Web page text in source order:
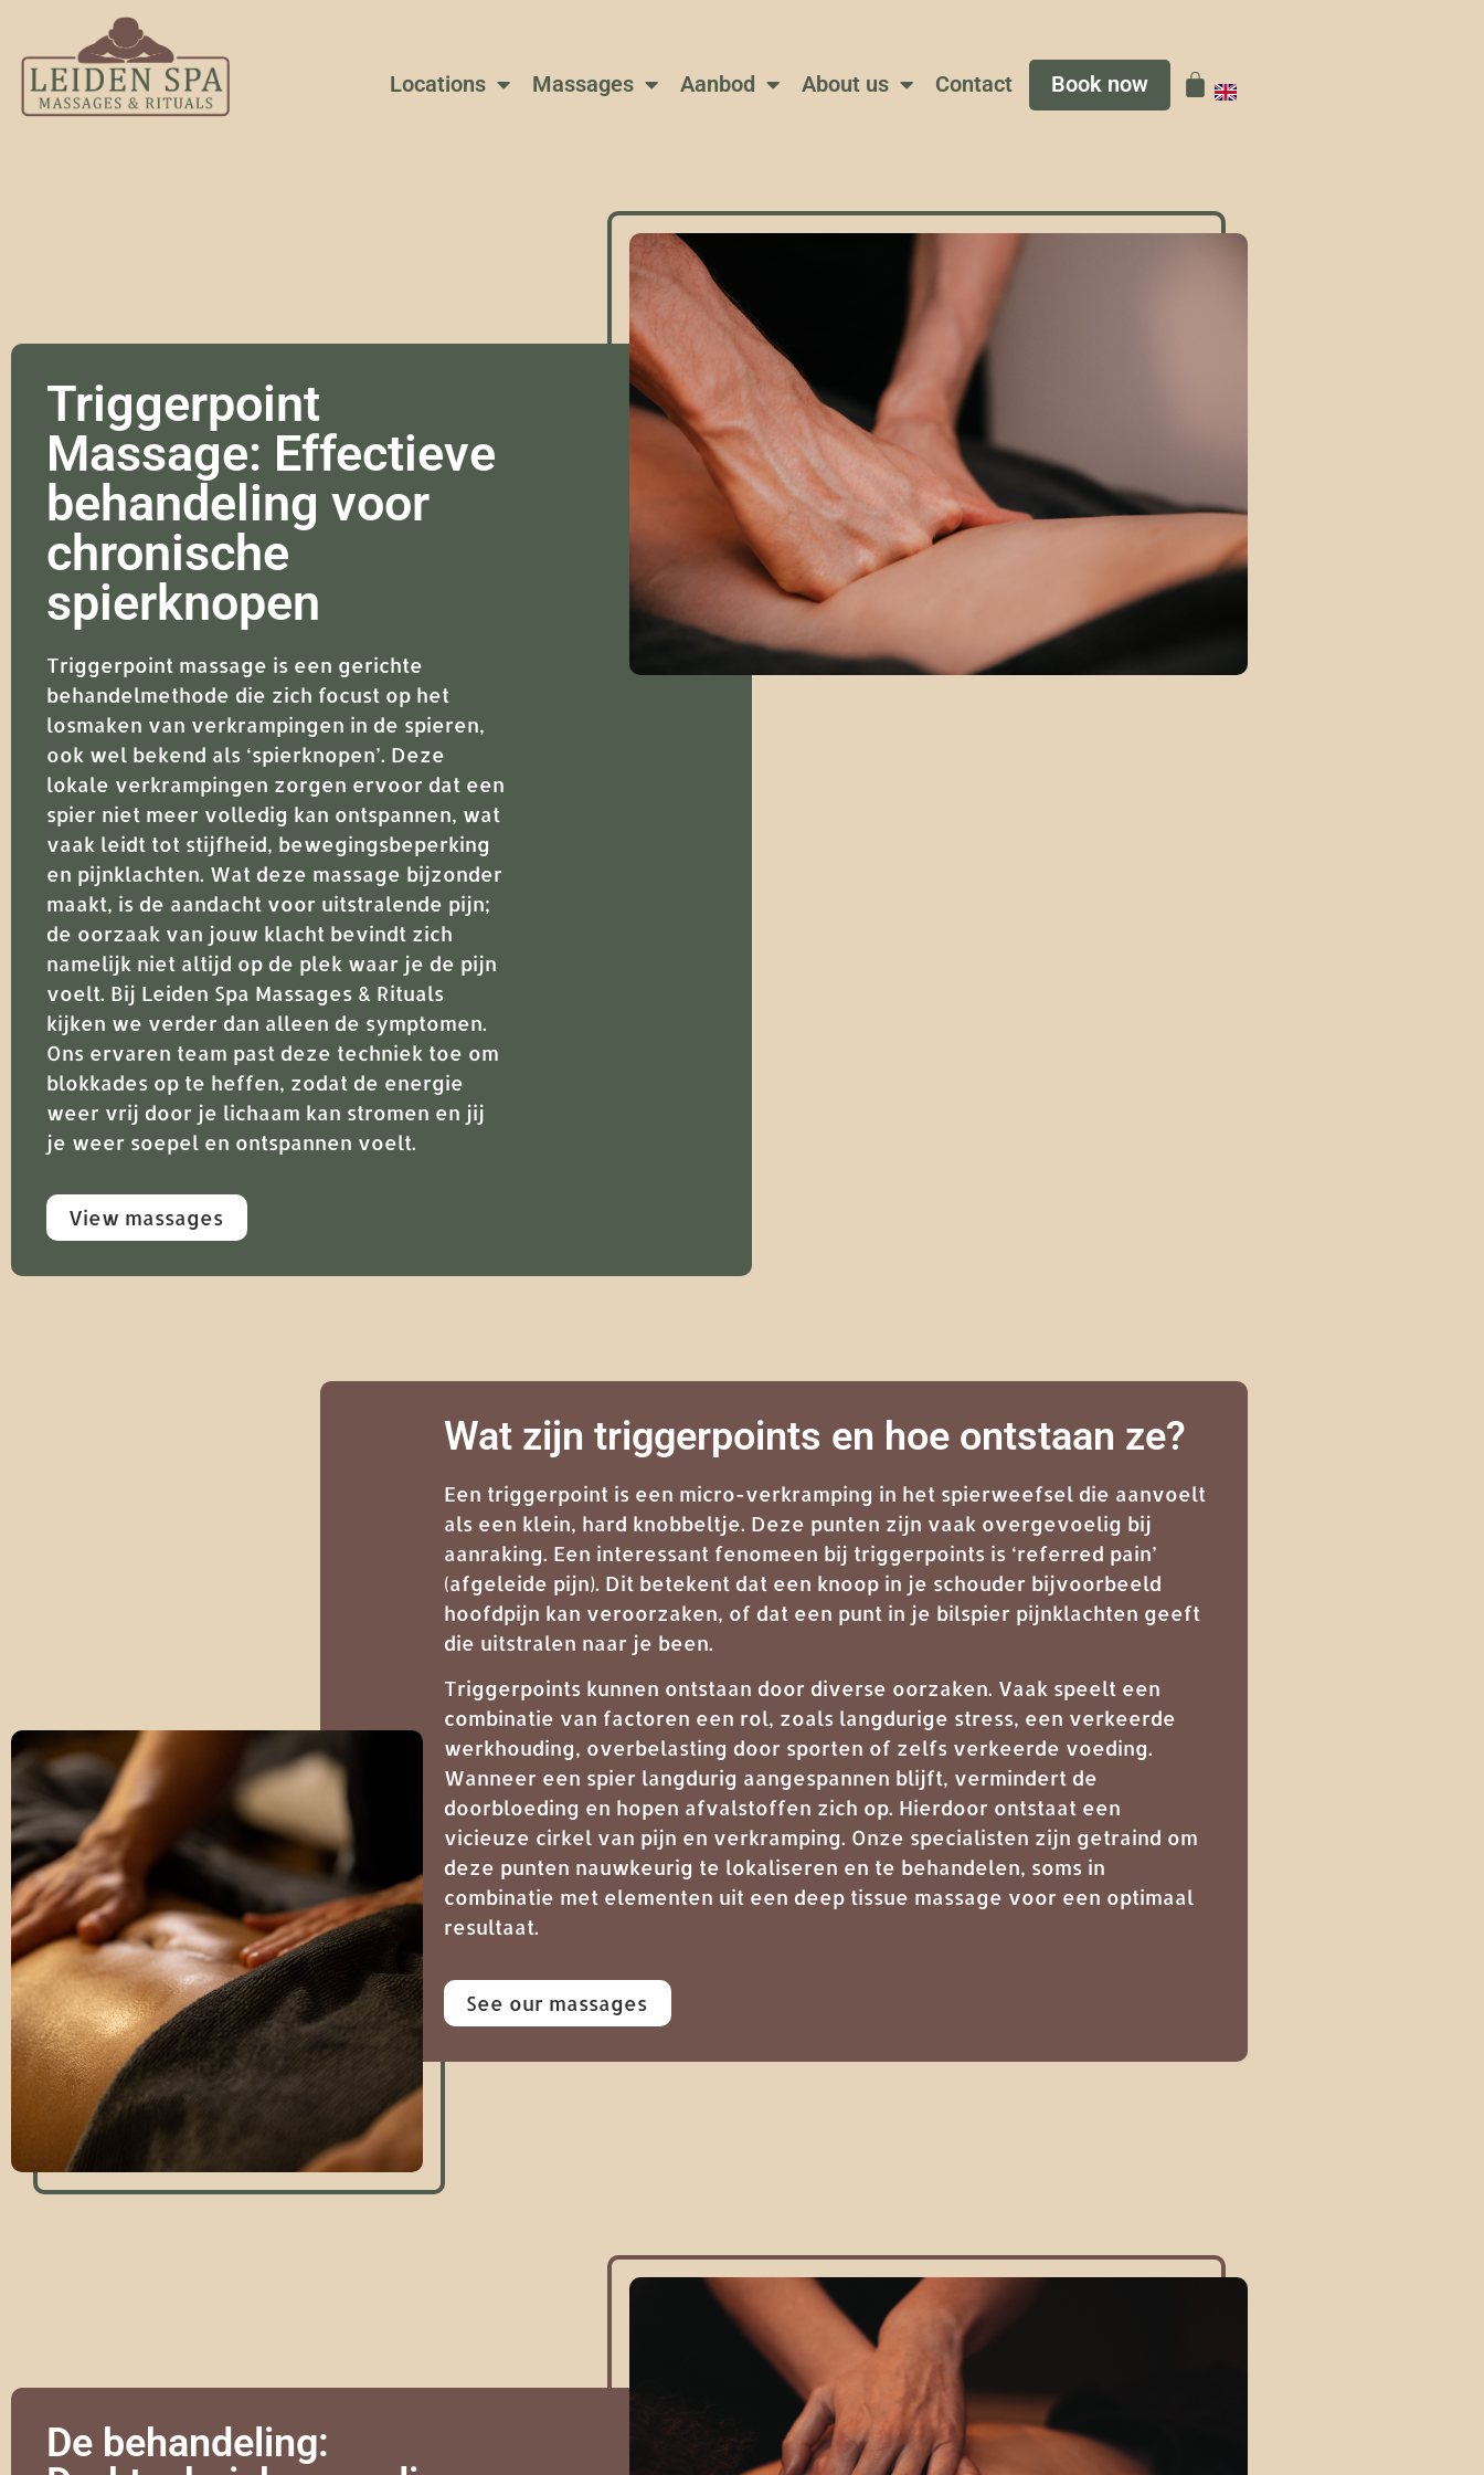
Locations Massages Aanbod About us Contact Book now
Triggerpoint
Massage: Effectieve
behandeling voor
chronische
spierknopen
Triggerpoint massage is een gerichte
behandelmethode die zich focust op het
losmaken van verkrampingen in de spieren,
ook wel bekend als ‘spierknopen’. Deze
lokale verkrampingen zorgen ervoor dat een
spier niet meer volledig kan ontspannen, wat
vaak leidt tot stijfheid, bewegingsbeperking
en pijnklachten. Wat deze massage bijzonder
maakt, is de aandacht voor uitstralende pijn;
de oorzaak van jouw klacht bevindt zich
namelijk niet altijd op de plek waar je de pijn
voelt. Bij Leiden Spa Massages & Rituals
kijken we verder dan alleen de symptomen.
Ons ervaren team past deze techniek toe om
blokkades op te heffen, zodat de energie
weer vrij door je lichaam kan stromen en jij
je weer soepel en ontspannen voelt.
View massages
Wat zijn triggerpoints en hoe ontstaan ze?
Een triggerpoint is een micro-verkramping in het spierweefsel die aanvoelt
als een klein, hard knobbeltje. Deze punten zijn vaak overgevoelig bij
aanraking. Een interessant fenomeen bij triggerpoints is ‘referred pain’
(afgeleide pijn). Dit betekent dat een knoop in je schouder bijvoorbeeld
hoofdpijn kan veroorzaken, of dat een punt in je bilspier pijnklachten geeft
die uitstralen naar je been.
Triggerpoints kunnen ontstaan door diverse oorzaken. Vaak speelt een
combinatie van factoren een rol, zoals langdurige stress, een verkeerde
werkhouding, overbelasting door sporten of zelfs verkeerde voeding.
Wanneer een spier langdurig aangespannen blijft, vermindert de
doorbloeding en hopen afvalstoffen zich op. Hierdoor ontstaat een
vicieuze cirkel van pijn en verkramping. Onze specialisten zijn getraind om
deze punten nauwkeurig te lokaliseren en te behandelen, soms in
combinatie met elementen uit een deep tissue massage voor een optimaal
resultaat.
See our massages
De behandeling: